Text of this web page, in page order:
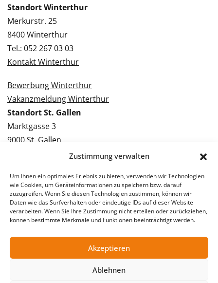
Zustimmung verwalten
Um Ihnen ein optimales Erlebnis zu bieten, verwenden wir Technologien
wie Cookies, um Geräteinformationen zu speichern bzw. darauf
zuzugreifen. Wenn Sie diesen Technologien zustimmen, können wir
Daten wie das Surfverhalten oder eindeutige IDs auf dieser Website
verarbeiten. Wenn Sie Ihre Zustimmung nicht erteilen oder zurückziehen,
können bestimmte Merkmale und Funktionen beeinträchtigt werden.
Akzeptieren
Ablehnen
Standort Winterthur
Merkurstr. 25
8400 Winterthur
Tel.: 052 267 03 03
Kontakt Winterthur
Bewerbung Winterthur
Vakanzmeldung Winterthur
Standort St. Gallen
Marktgasse 3
9000 St. Gallen
Tel.: 071 228 09 09
Bewerbung St. Gallen
Vakanzmeldung St. Gallen
© 2026 Stellentreff AG